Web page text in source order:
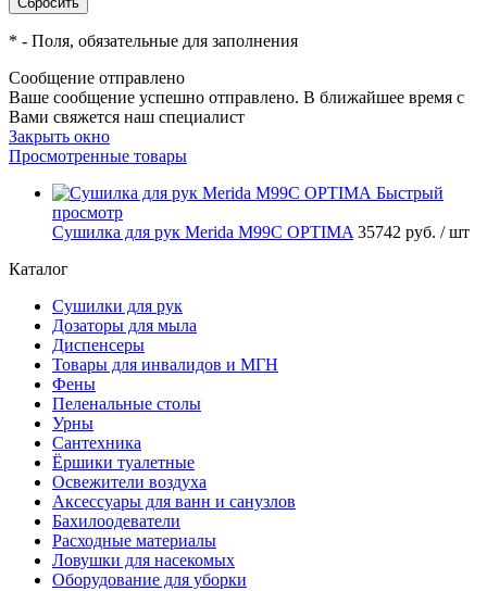
* - Поля, обязательные для заполнения
Сообщение отправлено
Ваше сообщение успешно отправлено. В ближайшее время с
Вами свяжется наш специалист
Закрыть окно
Просмотренные товары
Быстрый
просмотр
Сушилка для рук Merida M99C OPTIMA 35742 руб. / шт
Каталог
Сушилки для рук
Дозаторы для мыла
Диспенсеры
Товары для инвалидов и МГН
Фены
Пеленальные столы
Урны
Сантехника
Ёршики туалетные
Освежители воздуха
Аксессуары для ванн и санузлов
Бахилоодеватели
Расходные материалы
Ловушки для насекомых
Оборудование для уборки